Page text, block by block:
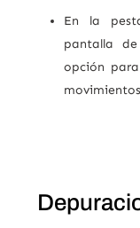
En la
pantalla de
opción